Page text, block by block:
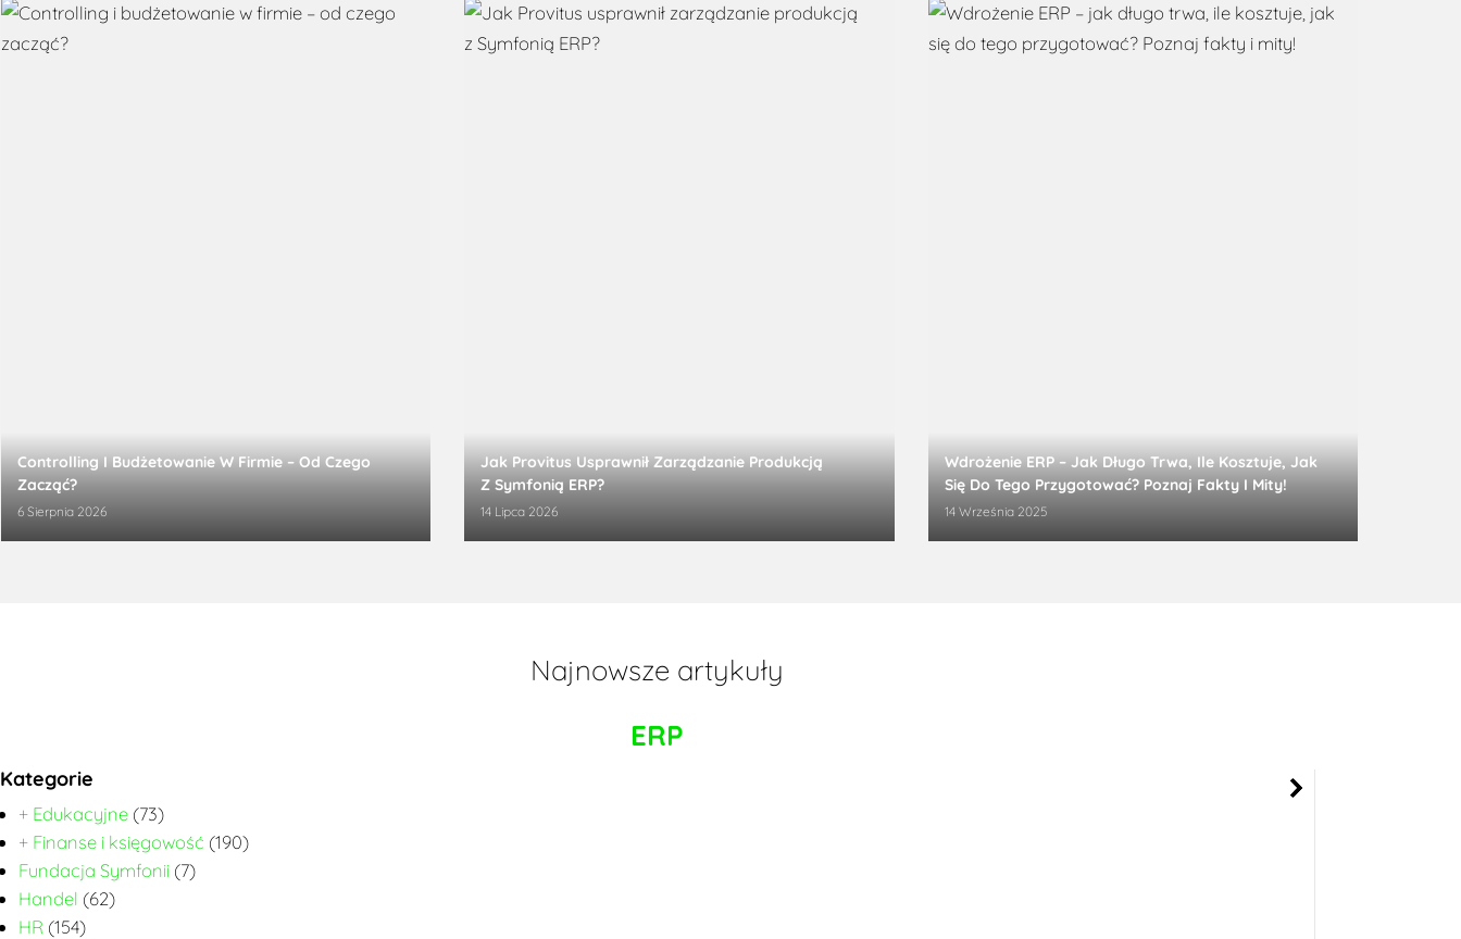
Controlling I Budżetowanie W Firmie – Od Czego
Zacząć?
6 Sierpnia 2026
Jak Provitus Usprawnił Zarządzanie Produkcją
Z Symfonią ERP?
14 Lipca 2026
Wdrożenie ERP – Jak Długo Trwa, Ile Kosztuje, Jak
Się Do Tego Przygotować? Poznaj Fakty I Mity!
14 Września 2025
Najnowsze artykuły
ERP
Kategorie
+ Edukacyjne(73)
+ Finanse i księgowość (190)
Fundacja Symfonii(7)
Handel (62)
HR (154)